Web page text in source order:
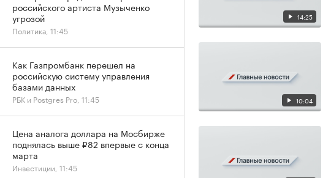
14:25
10:04
российского артиста Музыченко
угрозой
Политика, 11:45
Как Газпромбанк перешел на
российскую систему управления
базами данных
РБК и Postgres Pro, 11:45
Цена аналога доллара на Мосбирже
поднялась выше ₽82 впервые с конца
марта
Инвестиции, 11:45